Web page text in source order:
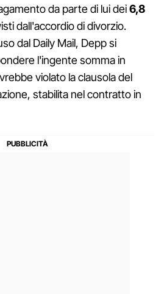
da parte di lui dei6,8
dall'accordio di divorzio.
dal Daily Mail, Depp si
l'ingente somma in
violato la clausola del
stabilita nel contratto in